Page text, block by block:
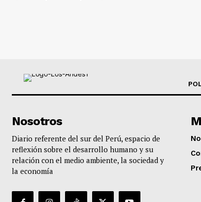
Nosotros
Diario referente del sur del Perú, espacio de
reflexión sobre el desarrollo humano y su
relación con el medio ambiente, la sociedad y
la economía